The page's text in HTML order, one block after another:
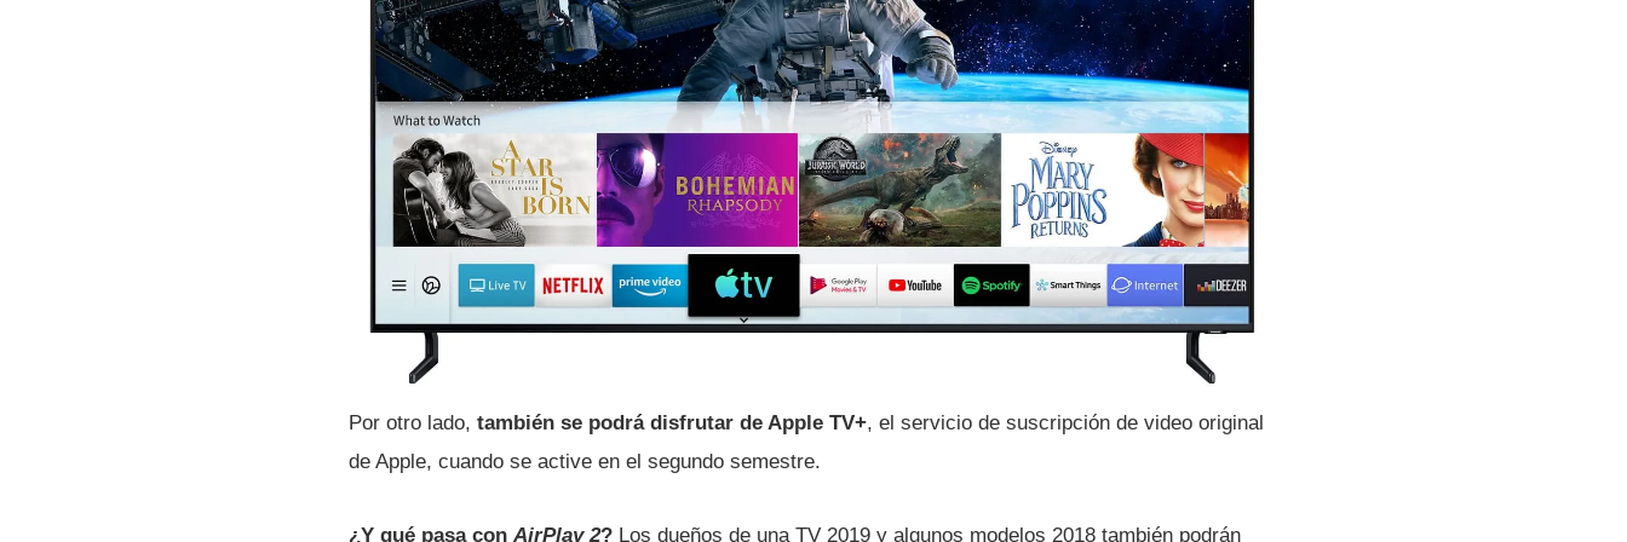
Por otro lado, también se podrá disfrutar de Apple TV+, el servicio de suscripción de video original
de Apple, cuando se active en el segundo semestre.
¿Y qué pasa con AirPlay 2? Los dueños de una TV 2019 y algunos modelos 2018 también podrán